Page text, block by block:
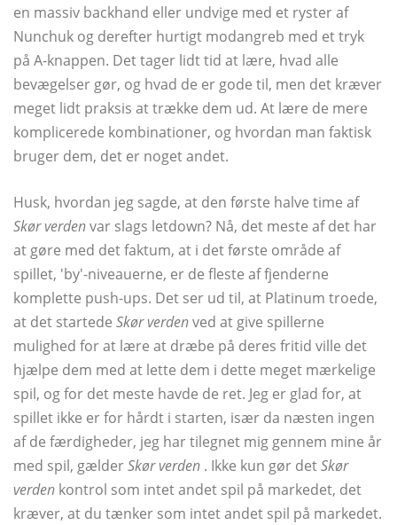
en massiv backhand eller undvige med et ryster af
Nunchuk og derefter hurtigt modangreb med et tryk
på A-knappen. Det tager lidt tid at lære, hvad alle
bevægelser gør, og hvad de er gode til, men det kræver
meget lidt praksis at trække dem ud. At lære de mere
komplicerede kombinationer, og hvordan man faktisk
bruger dem, det er noget andet.
Husk, hvordan jeg sagde, at den første halve time af
Skør verdenvar slags letdown? Nå, det meste af det har
at gøre med det faktum, at i det første område af
spillet, 'by'-niveauerne, er de fleste af fjenderne
komplette push-ups. Det ser ud til, at Platinum troede,
at det startede Skør verdenved at give spillerne
mulighed for at lære at dræbe på deres fritid ville det
hjælpe dem med at lette dem i dette meget mærkelige
spil, og for det meste havde de ret. Jeg er glad for, at
spillet ikke er for hårdt i starten, især da næsten ingen
af ​​de færdigheder, jeg har tilegnet mig gennem mine år
med spil, gælderSkør verden . Ikke kun gør detSkør
verden kontrol som intet andet spil på markedet, det
kræver, at du tænker som intet andet spil på markedet.